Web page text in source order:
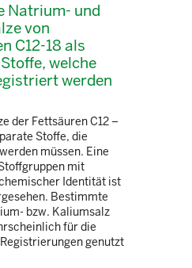
Natrium- und
von
C12-18 als
welche
werden
der Fettsäuren C12 –
Stoffe, die
müssen. Eine
mit
Identität ist
Bestimmte
bzw. Kaliumsalz
für die
genutzt